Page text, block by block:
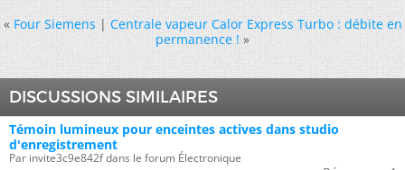
« Four Siemens|Centrale vapeur Calor Express Turbo : débite en
permanence ! »
DISCUSSIONS SIMILAIRES
Témoin lumineux pour enceintes actives dans studio
d'enregistrement
Par invite3c9e842f dans le forum Électronique